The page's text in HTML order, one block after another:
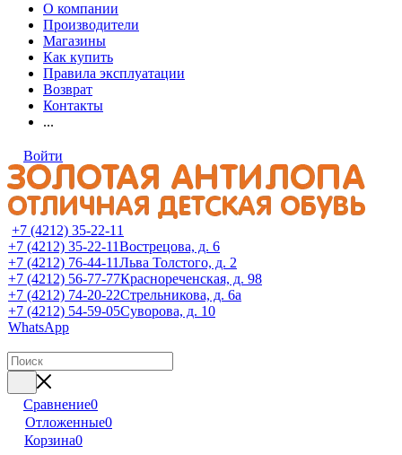
О компании
Производители
Магазины
Как купить
Правила эксплуатации
Возврат
Контакты
...
Войти
+7 (4212) 35-22-11
+7 (4212) 35-22-11Вострецова, д. 6
+7 (4212) 76-44-11Льва Толстого, д. 2
+7 (4212) 56-77-77Краснореченская, д. 98
+7 (4212) 74-20-22Стрельникова, д. 6а
+7 (4212) 54-59-05Суворова, д. 10
WhatsApp
Сравнение0
Отложенные0
Корзина0